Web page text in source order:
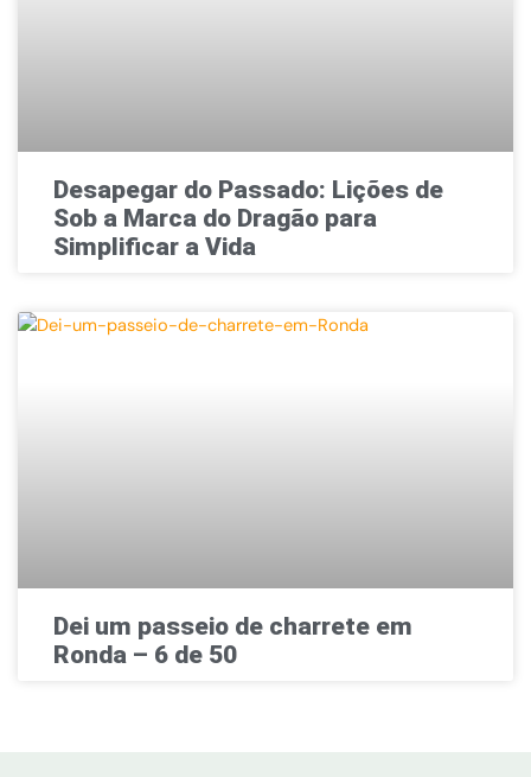
Desapegar do Passado: Lições de
Sob a Marca do Dragão para
Simplificar a Vida
Dei um passeio de charrete em
Ronda – 6 de 50